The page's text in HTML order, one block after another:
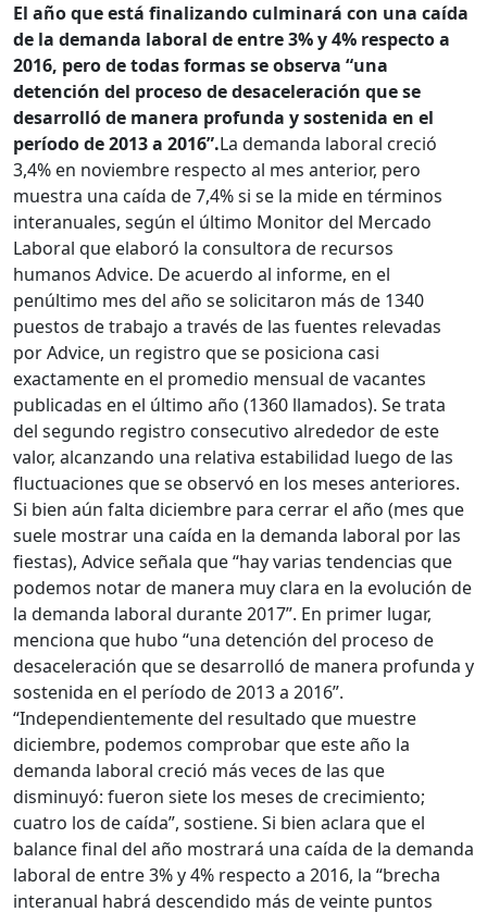
El año que está finalizando culminará con una caída
de la demanda laboral de entre 3% y 4% respecto a
2016, pero de todas formas se observa “una
detención del proceso de desaceleración que se
desarrolló de manera profunda y sostenida en el
período de 2013 a 2016”.La demanda laboral creció
3,4% en noviembre respecto al mes anterior, pero
muestra una caída de 7,4% si se la mide en términos
interanuales, según el último Monitor del Mercado
Laboral que elaboró la consultora de recursos
humanos Advice. De acuerdo al informe, en el
penúltimo mes del año se solicitaron más de 1340
puestos de trabajo a través de las fuentes relevadas
por Advice, un registro que se posiciona casi
exactamente en el promedio mensual de vacantes
publicadas en el último año (1360 llamados). Se trata
del segundo registro consecutivo alrededor de este
valor, alcanzando una relativa estabilidad luego de las
fluctuaciones que se observó en los meses anteriores.
Si bien aún falta diciembre para cerrar el año (mes que
suele mostrar una caída en la demanda laboral por las
fiestas), Advice señala que “hay varias tendencias que
podemos notar de manera muy clara en la evolución de
la demanda laboral durante 2017”. En primer lugar,
menciona que hubo “una detención del proceso de
desaceleración que se desarrolló de manera profunda y
sostenida en el período de 2013 a 2016”.
“Independientemente del resultado que muestre
diciembre, podemos comprobar que este año la
demanda laboral creció más veces de las que
disminuyó: fueron siete los meses de crecimiento;
cuatro los de caída”, sostiene. Si bien aclara que el
balance final del año mostrará una caída de la demanda
laboral de entre 3% y 4% respecto a 2016, la “brecha
interanual habrá descendido más de veinte puntos